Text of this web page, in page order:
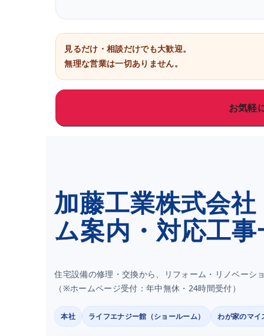
見るだけ・相談だけでも大歓迎。
無理な営業は一切ありません。
お気軽
加藤工業株式会
ム案内・対応工事
住宅設備の修理・交換から、リフォーム・リノベーシ
（※ホームページ受付：年中無休・24時間受付）
本社 ライフエナジー館（ショールーム） わが家のマ